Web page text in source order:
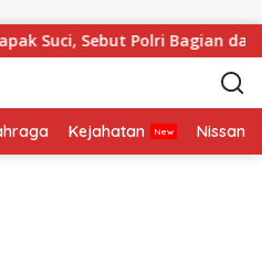
Sebut Polri Bagian dari
Kejahatan Nissan